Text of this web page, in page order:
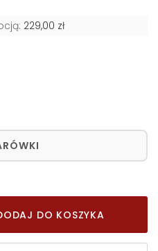
229,00 zł
DO KOSZYKA